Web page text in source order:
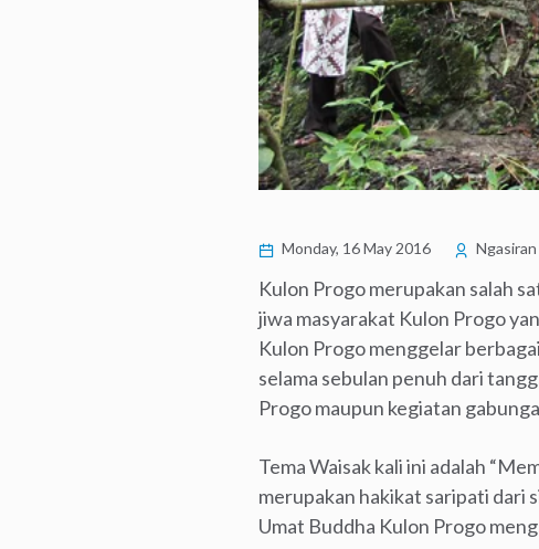
Monday, 16 May 2016 Ngasiran
Kulon Progo merupakan salah
jiwa masyarakat Kulon Progo
Kulon Progo menggelar
selama sebulan penuh dari
Progo maupun kegiatan
Tema Waisak kali ini adalah
merupakan hakikat saripati dari
Umat Buddha Kulon Progo